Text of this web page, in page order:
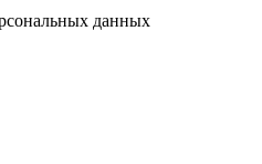
данных